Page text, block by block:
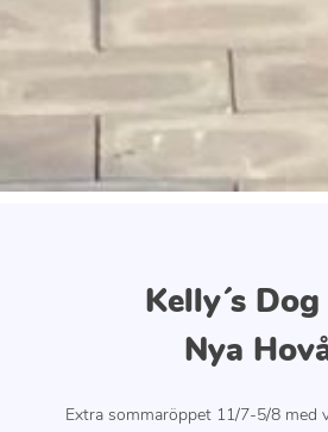
Kelly´s
Nya
Extra sommaröppet 11/7-5/8 med